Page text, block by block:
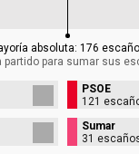
absoluta: 176
partido para sumar sus
PSOE
121
Sumar
31